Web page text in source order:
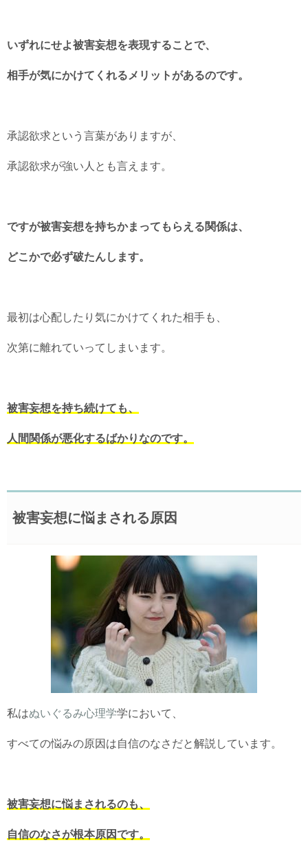
いずれにせよ被害妄想を表現することで、
相手が気にかけてくれるメリットがあるのです。
承認欲求という言葉がありますが、
承認欲求が強い人とも言えます。
ですが被害妄想を持ちかまってもらえる関係は、
どこかで必ず破たんします。
最初は心配したり気にかけてくれた相手も、
次第に離れていってしまいます。
被害妄想を持ち続けても、
人間関係が悪化するばかりなのです。
被害妄想に悩まされる原因
私はぬいぐるみ心理学学において、
すべての悩みの原因は自信のなさだと解説しています。
被害妄想に悩まされるのも、
自信のなさが根本原因です。